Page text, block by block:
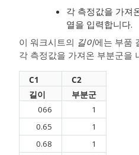
각 측정값을 가져
열을 입력합니다.
이 워크시트의 길이에는 부품
각 측정값을 가져온 부분군을
C1
C2
길이
부분군
066
1
0.65
1
0.68
1